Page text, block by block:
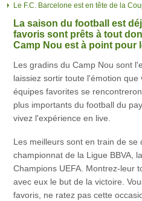
Le F.C. Barcelone est en tête de la
La saison du football est
favoris sont prêts à tout
Camp Nou est à point pour
Les gradins du Camp Nou sont
laissiez sortir toute l'émotion que
équipes favorites se
plus importants du football du
vivez l'expérience en live.
Les meilleurs sont en train de se
championnat de la Ligue BBVA,
Champions UEFA. Montrez-leur
avec eux le but de la victoire.
favoris, ne ratez pas cette